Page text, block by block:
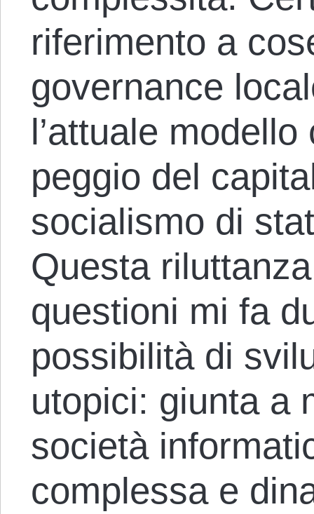
riferimento a
governance
l’attuale
peggio del
socialismo di
Questa
questioni mi fa
possibilità di
utopici: giunta a
società
complessa e